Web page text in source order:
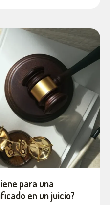
para una
en un juicio?